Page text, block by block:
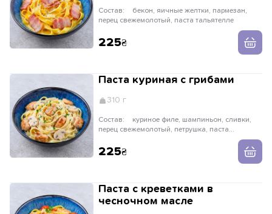
Состав:
перец свежемолотый, паста тальятелле
225
Паста куриная с грибами
310 г
Состав:
перец свежемолотый, петрушка, паста
225
Паста с креветками в
чесночном масле